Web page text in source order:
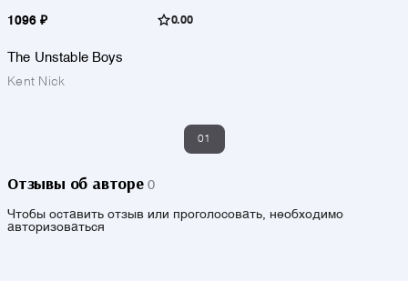
1096 ₽ 0.00
The Unstable Boys
Kent Nick
01
Отзывы об авторе 0
Чтобы оставить отзыв или проголосовать, необходимо
авторизоваться